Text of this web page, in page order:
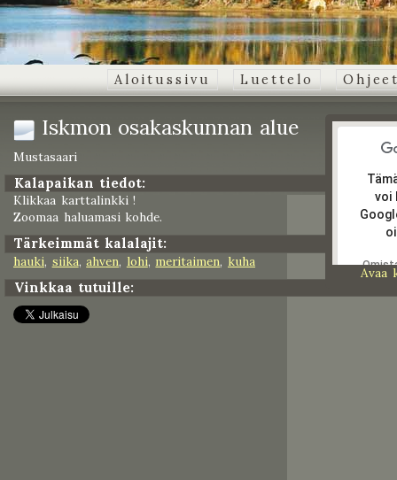
Aloitussivu Luettelo
voi
tämän
Avaa
Iskmon osakaskunnan alue
Mustasaari
Kalapaikan tiedot:
Klikkaa karttalinkki !
Zoomaa haluamasi kohde.
Tärkeimmät kalalajit:
hauki, siika,ahven, lohi, meritaimen, kuha
Vinkkaa tutuille: